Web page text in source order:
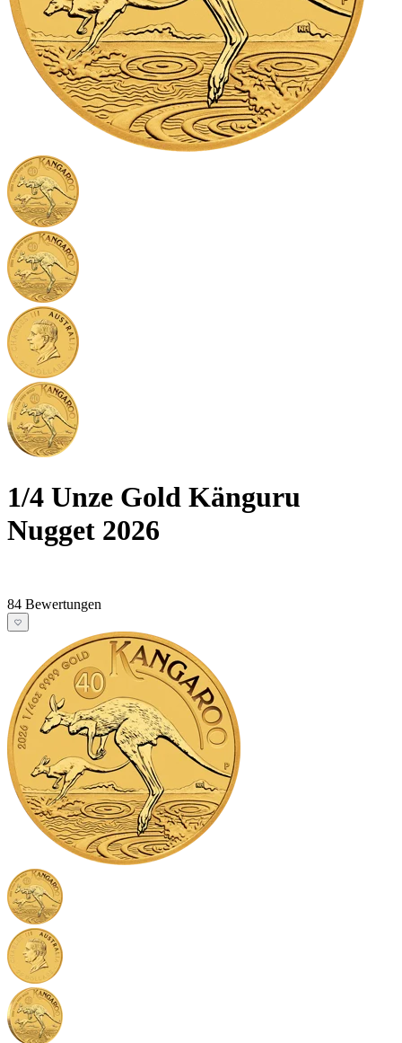
1/4 Unze Gold Känguru
Nugget 2026
84 Bewertungen